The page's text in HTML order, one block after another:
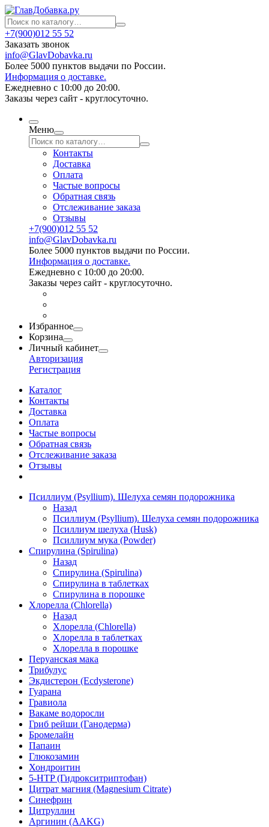
+7(900)012 55 52
Заказать звонок
info@GlavDobavka.ru
Более 5000 пунктов выдачи по России.
Информация о доставке.
Ежедневно с 10:00 до 20:00.
Заказы через сайт - круглосуточно.
Меню
Контакты
Доставка
Оплата
Частые вопросы
Обратная связь
Отслеживание заказа
Отзывы
+7(900)012 55 52
info@GlavDobavka.ru
Более 5000 пунктов выдачи по России.
Информация о доставке.
Ежедневно с 10:00 до 20:00.
Заказы через сайт - круглосуточно.
Избранное
Корзина
Личный кабинет
Авторизация
Регистрация
Каталог
Контакты
Доставка
Оплата
Частые вопросы
Обратная связь
Отслеживание заказа
Отзывы
Псиллиум (Psyllium). Шелуха семян подорожника
Назад
Псиллиум (Psyllium). Шелуха семян подорожника
Псиллиум шелуха (Husk)
Псиллиум мука (Powder)
Спирулина (Spirulina)
Назад
Спирулина (Spirulina)
Спирулина в таблетках
Спирулина в порошке
Хлорелла (Chlorella)
Назад
Хлорелла (Chlorella)
Хлорелла в таблетках
Хлорелла в порошке
Перуанская мака
Трибулус
Экдистерон (Ecdysterone)
Гуарана
Гравиола
Вакаме водоросли
Гриб рейши (Ганодерма)
Бромелайн
Папаин
Глюкозамин
Хондроитин
5-HTP (Гидрокситриптофан)
Цитрат магния (Magnesium Citrate)
Синефрин
Цитруллин
Аргинин (AAKG)